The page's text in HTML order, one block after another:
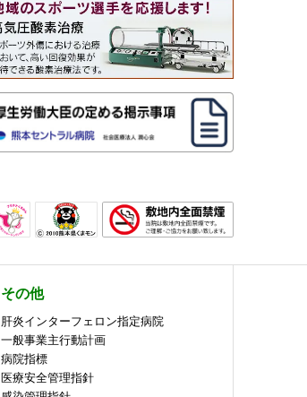
その他
肝炎インターフェロン指定病院
一般事業主行動計画
病院指標
医療安全管理指針